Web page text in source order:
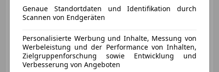
Neu 05/2023 18 600 km Benzin
96 kW (131 PS)
Genaue Standortdaten und Identifikation durch
Scannen von Endgeräten
Personalisierte Werbung und Inhalte, Messung von
Werbeleistung und der Performance von Inhalten,
Zielgruppenforschung sowie Entwicklung und
Verbesserung von Angeboten